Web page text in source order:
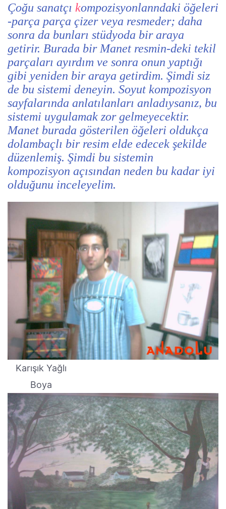
Çoğu sanatçı kompozisyonlanndaki öğeleri
-parça parça çizer veya resmeder; daha
sonra da bunları stüdyoda bir araya
getirir. Burada bir Manet resmin-deki tekil
parçaları ayırdım ve sonra onun yaptığı
gibi yeniden bir araya getirdim. Şimdi siz
de bu sistemi deneyin. Soyut kompozisyon
sayfalarında anlatılanları anladıysanız, bu
sistemi uygulamak zor gelmeyecektir.
Manet burada gösterilen öğeleri oldukça
dolambaçlı bir resim elde edecek şekilde
düzenlemiş. Şimdi bu sistemin
kompozisyon açısından neden bu kadar iyi
olduğunu inceleyelim.
Karışık Yağlı
Boya